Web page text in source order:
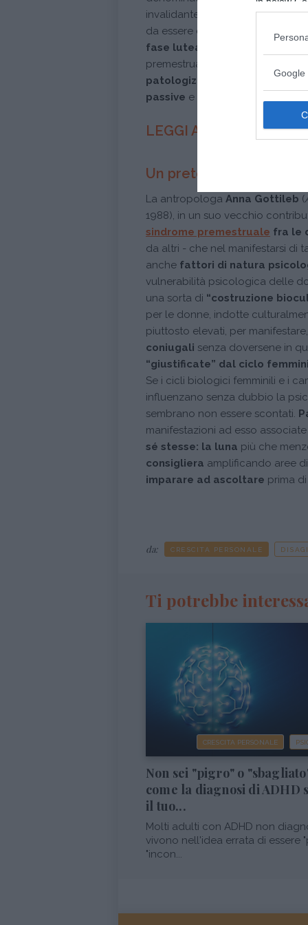
Google
invalidante e con evidenti
da essere correlato a quello
fase luteale”
premestruale,
patologizzare il ciclo
passive e in balìa di qualcosa
LEGGI ANCHE LE
Un pretesto per non
La antropologa Anna Gottileb (
1988), in un suo vecchio
sindrome premestruale fra le
da altri - che nel manifestarsi di
anche fattori di natura
vulnerabilità psicologica delle
una sorta di “costruzione
per le donne, indotte
piuttosto elevati, per
coniugali senza doversene in
“giustificate” dal ciclo
Se i cicli biologici femminili e i
influenzano senza dubbio la
sembrano non essere scontati.
manifestazioni ad esso
sé stesse: la luna più che
consigliera amplificando aree
imparare ad ascoltare prima
da: CRESCITA PERSONALE
Ti potrebbe
CRESCITA PERSONALE
Non sei "pigro" o
come la diagnosi di ADHD
il tuo...
Molti adulti con ADHD non
vivono nell'idea errata di essere
"incon...